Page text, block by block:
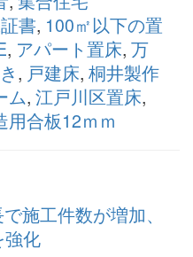
書, 100㎡以下の置
, アパート置床, 万
, 戸建床, 桐井製作
ム, 江戸川区置床,
用合板12ｍｍ
施工件数が増加、
強化